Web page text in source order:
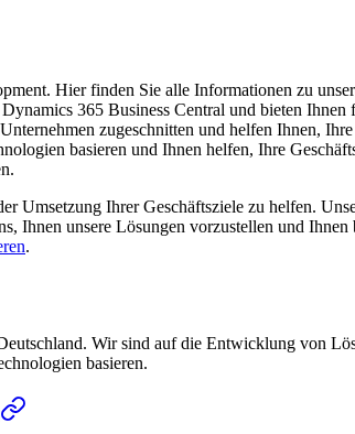
Hier finden Sie alle Informationen zu
365 Business Central und bieten
zugeschnitten und helfen Ihnen,
basieren und Ihnen helfen, Ihre
Umsetzung Ihrer Geschäftsziele zu helfen.
Ihnen unsere Lösungen vorzustellen und
.
Wir sind auf die Entwicklung von
basieren.